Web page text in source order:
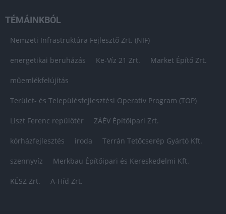
TÉMÁINKBÓL
Nemzeti Infrastruktúra Fejlesztő Zrt. (NIF)
energetikai beruházás Ke-Víz 21 Zrt. Market Építő Zrt.
műemlékfelújítás
Terület- és Településfejlesztési Operatív Program (TOP)
Liszt Ferenc repülőtér ZÁÉV Építőipari Zrt.
kórházfejlesztés iroda Terrán Tetőcserép Gyártó Kft.
szennyvíz Merkbau Építőipari és Kereskedelmi Kft.
KÉSZ Zrt. A-Híd Zrt.